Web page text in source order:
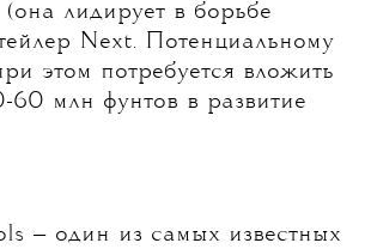
лидирует в борьбе
Next. Потенциальному
этом потребуется вложить
60 млн фунтов в развитие
— один из самых известных